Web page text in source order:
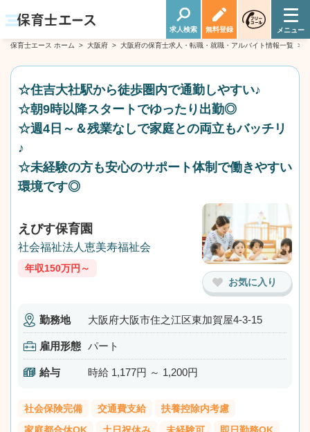
求人検索 無料登録
保育士エース ホーム > 大阪府 > 大阪府の保育士求人・転職・就職・アルバイト情報一覧 >
☆住吉大社駅から徒歩圏内で通勤しやすい♪
☆朝9時以降スタートでゆったり出勤◎
☆週4日～＆残業なしで家庭との両立もバッチリ
♪
☆未経験の方も安心のサポート体制で働きやすい
環境です◎
お気に入り
えびす保育園
社会福祉法人恵美寿福祉会
年収150万円～
勤務地 大阪府大阪市住之江区東加賀屋4-3-15
雇用形態 パート
給与 時給 1,177円 ～ 1,200円
社会保険完備 交通費支給
扶養控除内考慮